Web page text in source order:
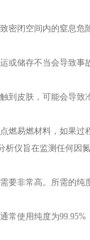
闭空间内的窒息危
储存不当会导致事故
皮肤，可能会导致
易燃材料，如果过
仪旨在监测任何因
非常高。所需的纯
使用纯度为99.95%